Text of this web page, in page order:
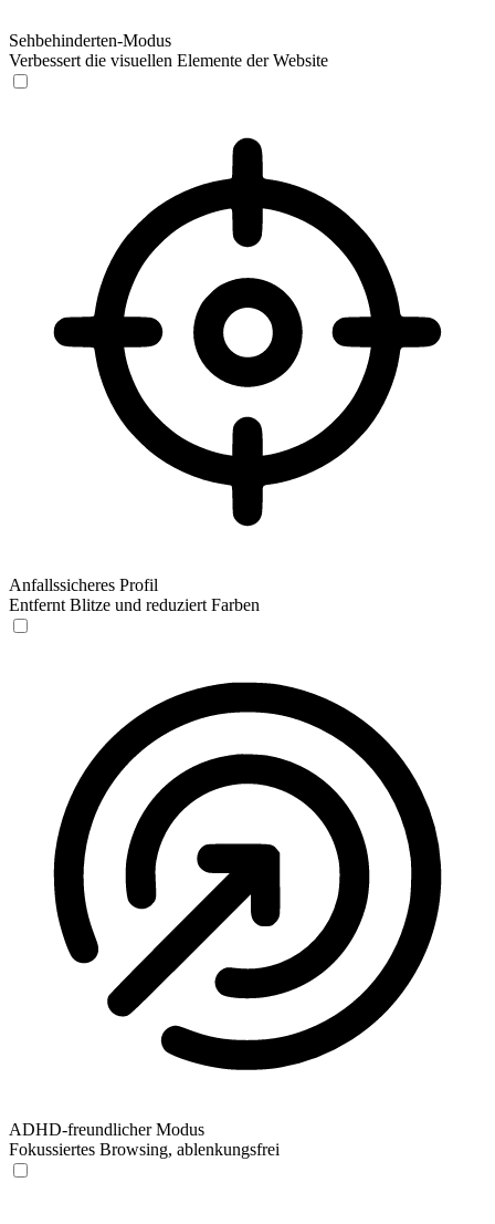
Sehbehinderten-Modus
Verbessert die visuellen Elemente der Website
Anfallssicheres Profil
Entfernt Blitze und reduziert Farben
ADHD-freundlicher Modus
Fokussiertes Browsing, ablenkungsfrei